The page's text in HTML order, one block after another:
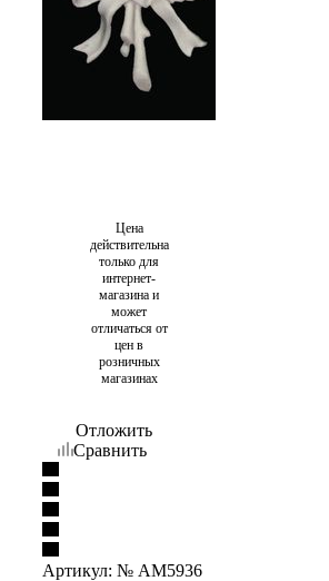
Цена
действительна
только для
интернет-
магазина и
может
отличаться от
цен в
розничных
магазинах
Отложить
Сравнить
Артикул: № AM5936